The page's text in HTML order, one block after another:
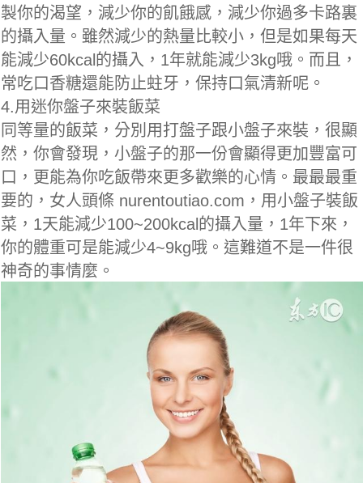
製你的渴望，減少你的飢餓感，減少你過多卡路裏
的攝入量。雖然減少的熱量比較小，但是如果每天
能減少60kcal的攝入，1年就能減少3kg哦。而且，
常吃口香糖還能防止蛀牙，保持口氣清新呢。
4.用迷你盤子來裝飯菜
同等量的飯菜，分別用打盤子跟小盤子來裝，很顯
然，你會發現，小盤子的那一份會顯得更加豐富可
口，更能為你吃飯帶來更多歡樂的心情。最最最重
要的，女人頭條 nurentoutiao.com，用小盤子裝飯
菜，1天能減少100~200kcal的攝入量，1年下來，
你的體重可是能減少4~9kg哦。這難道不是一件很
神奇的事情麼。